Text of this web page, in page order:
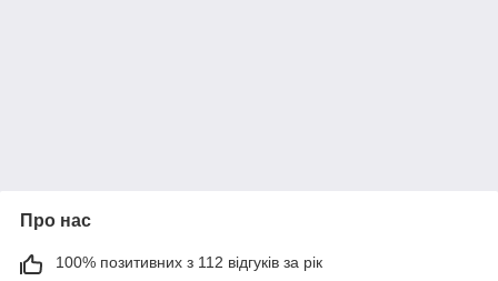
Про нас
100% позитивних з 112 відгуків за рік